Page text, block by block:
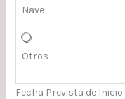
Nave
Otros
Fecha Prevista de Inicio